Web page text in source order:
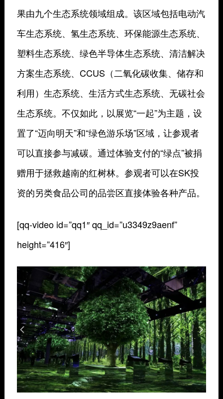
果由九个生态系统领域组成。该区域包括电动汽
车生态系统、氢生态系统、环保能源生态系统、
塑料生态系统、绿色半导体生态系统、清洁解决
方案生态系统、CCUS（二氧化碳收集、储存和
利用）生态系统、生活方式生态系统、无碳社会
生态系统。不仅如此，以展览“一起”为主题，设
置了“迈向明天”和“绿色游乐场”区域，让参观者
可以直接参与减碳。通过体验支付的“绿点”被捐
赠用于拯救越南的红树林。参观者可以在SK投
资的另类食品公司的品尝区直接体验各种产品。
[qq-video id=”qq1″ qq_id=”u3349z9aenf”
height=”416″]